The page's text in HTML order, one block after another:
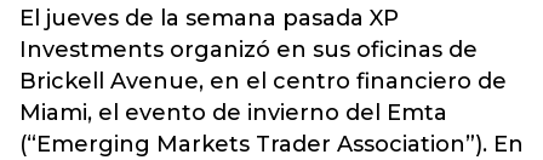
El jueves de la semana pasada XP
Investments organizó en sus oficinas de
Brickell Avenue, en el centro financiero de
Miami, el evento de invierno del Emta
(“Emerging Markets Trader Association”). En